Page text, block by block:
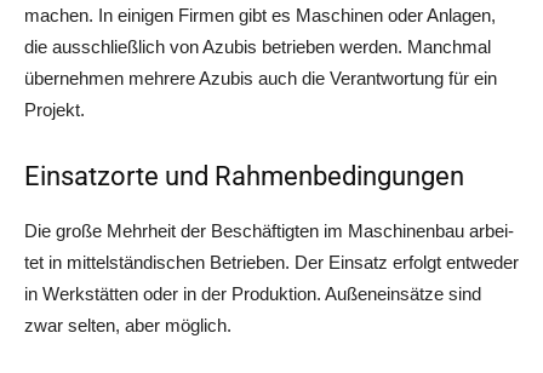
machen. In eini­gen Fir­men gibt es Maschi­nen oder Anla­gen,
die aus­schließ­lich von Azu­bis betrie­ben wer­den. Manch­mal
über­neh­men meh­re­re Azu­bis auch die Ver­ant­wor­tung für ein
Projekt.
Einsatzorte und Rahmenbedingungen
Die gro­ße Mehr­heit der Beschäf­tig­ten im Maschi­nen­bau arbei­
tet in mit­tel­stän­di­schen Betrie­ben. Der Ein­satz erfolgt ent­we­der
in Werk­stät­ten oder in der Pro­duk­ti­on. Außen­ein­sät­ze sind
zwar sel­ten, aber möglich.